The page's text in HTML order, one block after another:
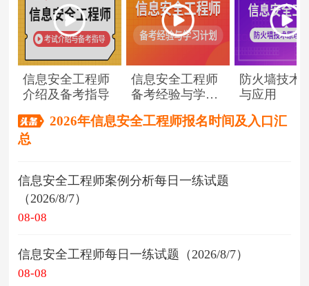
信息安全工程师
介绍及备考指导
信息安全工程师
备考经验与学习
防火墙技术
与应用
2026年信息安全工程师报名时间及入口汇
总
信息安全工程师案例分析每日一练试题
（2026/8/7）
08-08
信息安全工程师每日一练试题（2026/8/7）
08-08